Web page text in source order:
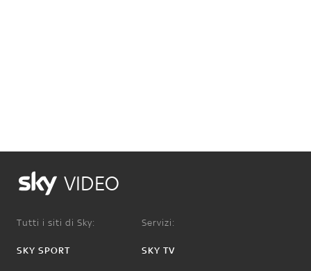
VIDEO
Tutti i siti di Sky:
SKY SPORT
Servizi:
SKY TV